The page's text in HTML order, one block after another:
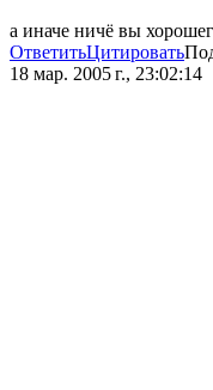
а иначе ничё вы
ОтветитьЦитировать
18 мар. 2005 г., 23:02:14